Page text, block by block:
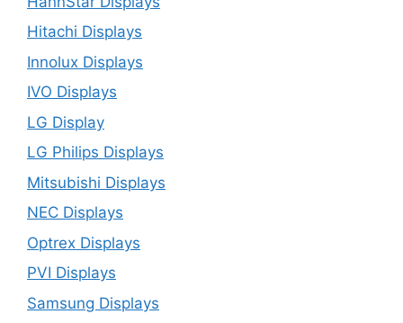
Hitachi Displays
Innolux Displays
IVO Displays
LG Display
LG Philips Displays
Mitsubishi Displays
NEC Displays
Optrex Displays
PVI Displays
Samsung Displays